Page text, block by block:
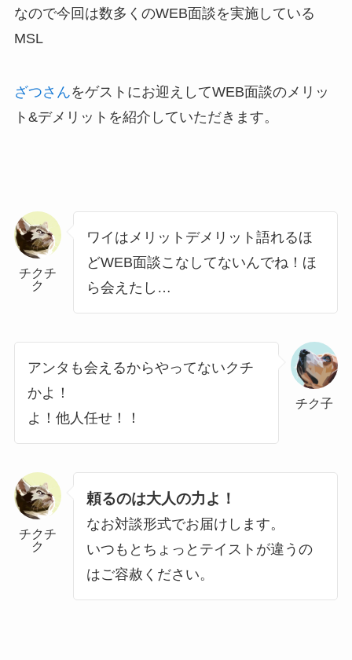
なので今回は数多くのWEB面談を実施している
MSL
ざつさんをゲストにお迎えしてWEB面談のメリッ
ト&デメリットを紹介していただきます。
チクチ
ク
ワイはメリットデメリット語れるほ
どWEB面談こなしてないんでね！ほ
ら会えたし…
チク子
アンタも会えるからやってないクチ
かよ！
よ！他人任せ！！
チクチ
ク
頼るのは大人の力よ！
なお対談形式でお届けします。
いつもとちょっとテイストが違うの
はご容赦ください。